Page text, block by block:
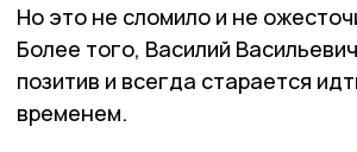
Но это не сломило и не
Более того, Василий
позитив и всегда старается
временем.